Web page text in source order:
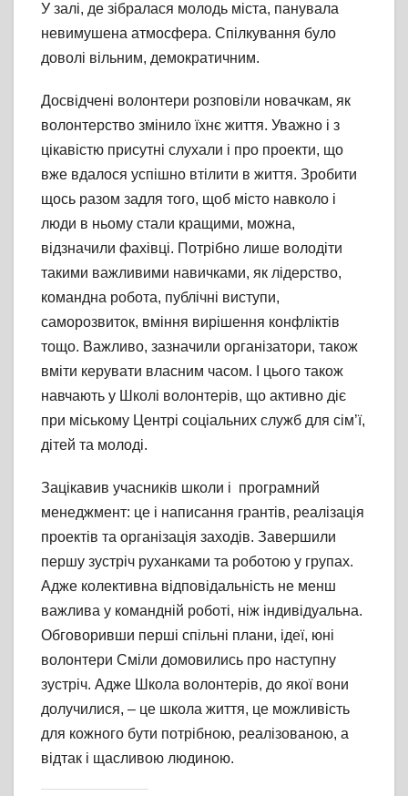
У залі, де зібралася молодь міста, панувала
невимушена атмосфера. Спілкування було
доволі вільним, демократичним.
Досвідчені волонтери розповіли новачкам, як
волонтерство змінило їхнє життя. Уважно і з
цікавістю присутні слухали і про проекти, що
вже вдалося успішно втілити в життя. Зробити
щось разом задля того, щоб місто навколо і
люди в ньому стали кращими, можна,
відзначили фахівці. Потрібно лише володіти
такими важливими навичками, як лідерство,
командна робота, публічні виступи,
саморозвиток, вміння вирішення конфліктів
тощо. Важливо, зазначили організатори, також
вміти керувати власним часом. І цього також
навчають у Школі волонтерів, що активно діє
при міському Центрі соціальних служб для сім’ї,
дітей та молоді.
Зацікавив учасників школи і програмний
менеджмент: це і написання грантів, реалізація
проектів та організація заходів. Завершили
першу зустріч руханками та роботою у групах.
Адже колективна відповідальність не менш
важлива у командній роботі, ніж індивідуальна.
Обговоривши перші спільні плани, ідеї, юні
волонтери Сміли домовились про наступну
зустріч. Адже Школа волонтерів, до якої вони
долучилися, – це школа життя, це можливість
для кожного бути потрібною, реалізованою, а
відтак і щасливою людиною.